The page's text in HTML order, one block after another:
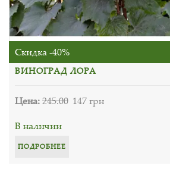
Скидка -40%
ВИНОГРАД ЛОРА
Цена:245.00 147 грн
В наличии
ПОДРОБНЕЕ